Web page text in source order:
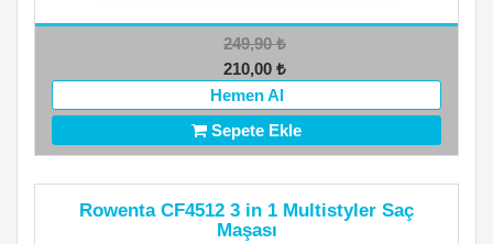
249,90₺
210,00 ₺
Hemen Al
Sepete Ekle
Rowenta CF4512 3 in 1 Multistyler Saç
Maşası